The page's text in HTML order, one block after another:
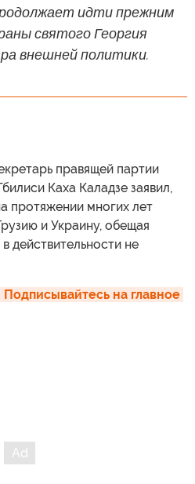
идти прежним
святого Георгия
внешней политики.
правящей партии
Каха Каладзе заявил,
протяжении многих лет
и Украину, обещая
в действительности не
на главное